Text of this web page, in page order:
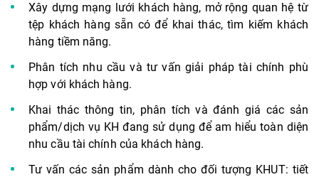
Xây dựng mạng lưới khách hàng, mở rộng quan hệ từ
tệp khách hàng sẵn có để khai thác, tìm kiếm khách
hàng tiềm năng.
Phân tích nhu cầu và tư vấn giải pháp tài chính phù
hợp với khách hàng.
Khai thác thông tin, phân tích và đánh giá các sản
phẩm/dịch vụ KH đang sử dụng để am hiểu toàn diện
nhu cầu tài chính của khách hàng.
Tư vấn các sản phẩm dành cho đối tượng KHUT: tiết